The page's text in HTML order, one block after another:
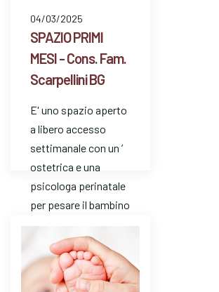
04/03/2025
SPAZIO PRIMI
MESI - Cons. Fam.
Scarpellini BG
E' uno spazio aperto
a libero accesso
settimanale con un ’
ostetrica e una
psicologa perinatale
per pesare il bambino
dom…